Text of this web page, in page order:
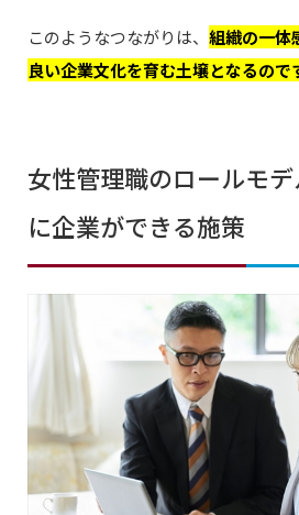
このようなつながりは、 組織の一体
良い企業文化を育む土壌となるので
女性管理職のロールモ
に企業ができる施策